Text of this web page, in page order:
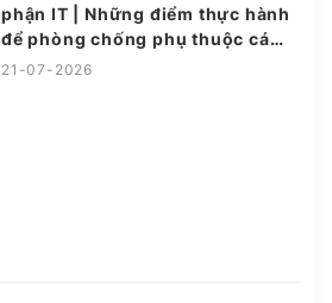
phận IT | Những điểm thực hành
để phòng chống phụ thuộc cá
nhân
21-07-2026